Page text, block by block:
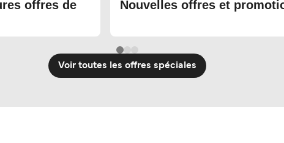
offres de
Nouvelles offres et
Voir toutes les offres spéciales